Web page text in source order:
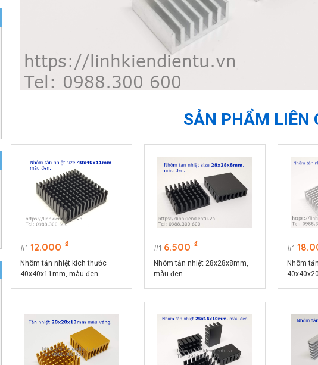
SẢN PHẨM LIÊN
1 12.000 ₫
Nhôm tản nhiệt kích thước
40x40x11mm, màu đen
1 6.500 ₫
Nhôm tản nhiệt 28x28x8mm,
màu đen
1
Nhôm